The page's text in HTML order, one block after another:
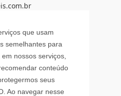
que usam
semelhantes para
nossos serviços,
conteúdo
seus
Ao navegar nesse
Jardim Maluche